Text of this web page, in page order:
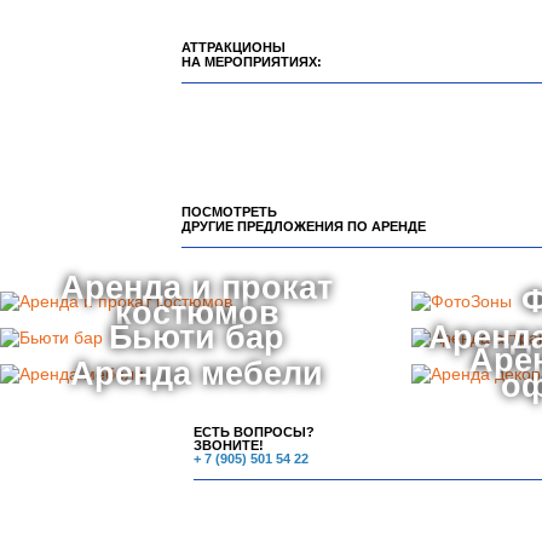
АТТРАКЦИОНЫ
НА МЕРОПРИЯТИЯХ:
ПОСМОТРЕТЬ
ДРУГИЕ ПРЕДЛОЖЕНИЯ ПО АРЕНДЕ
Аренда и прокат
костюмов
Бьюти бар
Аренда мебели
ЕСТЬ ВОПРОСЫ?
ЗВОНИТЕ!
+ 7 (905) 501 54 22